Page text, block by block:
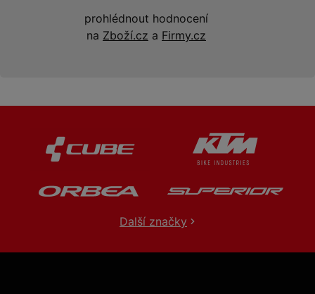
prohlédnout hodnocení
na Zboží.cz a Firmy.cz
Další značky